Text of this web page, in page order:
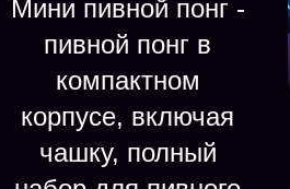
Мини пивной понг -
пивной понг в
компактном
корпусе, включая
чашку, полный